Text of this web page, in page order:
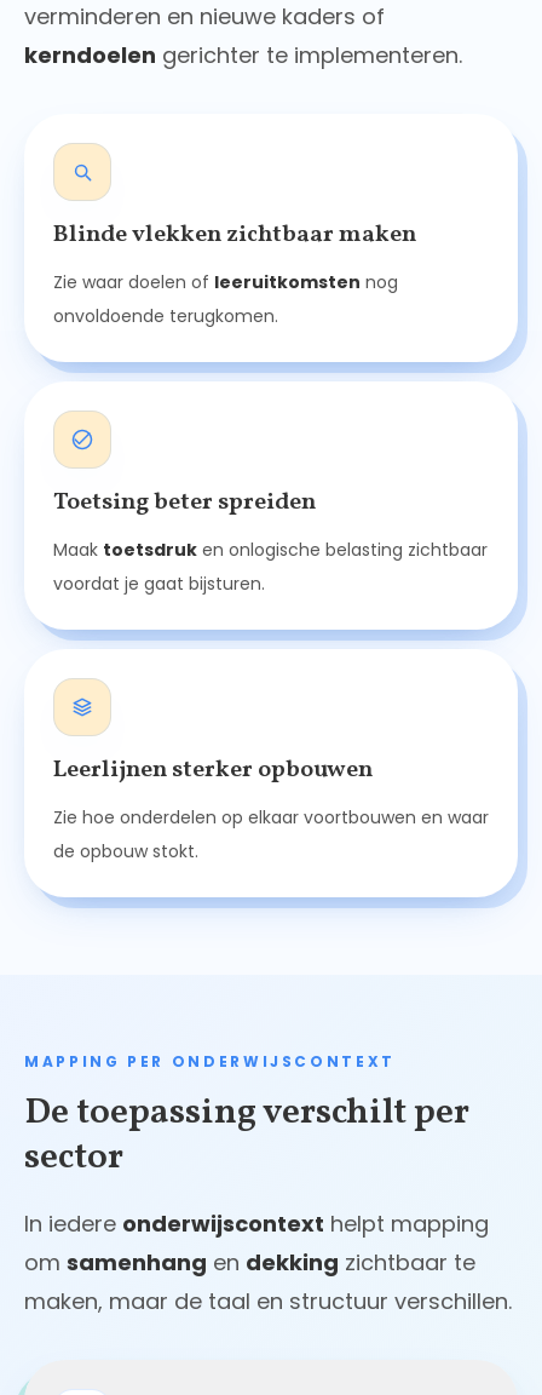
verminderen en nieuwe kaders of
kerndoelen gerichter te implementeren.
Blinde vlekken zichtbaar maken
Zie waar doelen of leeruitkomsten nog
onvoldoende terugkomen.
Toetsing beter spreiden
Maak toetsdruk en onlogische belasting zichtbaar
voordat je gaat bijsturen.
Leerlijnen sterker opbouwen
Zie hoe onderdelen op elkaar voortbouwen en waar
de opbouw stokt.
MAPPING PER ONDERWIJSCONTEXT
De toepassing verschilt per
sector
In iedere onderwijscontext helpt mapping
om samenhang en dekking zichtbaar te
maken, maar de taal en structuur verschillen.